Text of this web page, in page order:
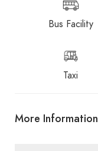
Bus Facility
Taxi
More Information